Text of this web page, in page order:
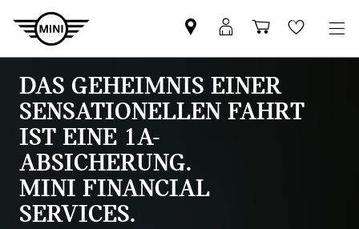
MINI
Partner
finden
Mein
MINI
Login
Wishlist
DAS GEHEIMNIS EINER
SENSATIONELLEN FAHRT
IST EINE 1A-
ABSICHERUNG.
MINI FINANCIAL
SERVICES.